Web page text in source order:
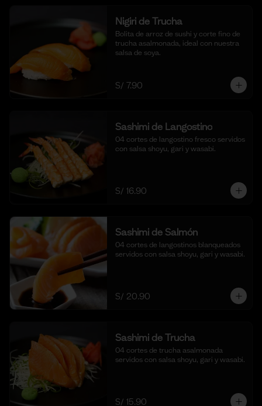
Nigiri de Trucha
Bolita de arroz de sushi y corte fino de
trucha asalmonada, ideal con nuestra
salsa de soya.
S/ 7.90
Sashimi de Langostino
04 cortes de langostino fresco servidos
con salsa shoyu, gari y wasabi.
S/ 16.90
Sashimi de Salmón
04 cortes de langostinos blanqueados
servidos con salsa shoyu, gari y wasabi.
S/ 20.90
Sashimi de Trucha
04 cortes de trucha asalmonada
servidos con salsa shoyu, gari y wasabi.
S/ 15.90